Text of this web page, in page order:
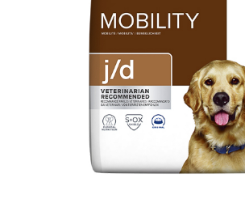
Suport Articular
Suport Digestiv